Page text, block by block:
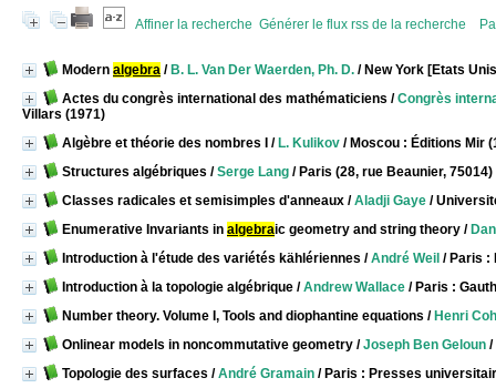
Affiner la recherche Générer le flux rss de la recherche
Modern algebra / B. L. Van Der Waerden, Ph. D. / New York [Etats
Actes du congrès international des mathématiciens /Congrès
Villars (1971)
Algèbre et théorie des nombres I
/ L. Kulikov / Moscou : Éditions Mir
Structures algébriques /Serge Lang / Paris (28, rue Beaunier,
Classes radicales et semisimples d'anneaux /Aladji Gaye /
Enumerative Invariants in algebraic geometry and string theory /
Introduction à l'étude des variétés kählériennes /André Weil / Paris :
Introduction à la topologie algébrique /Andrew Wallace / Paris :
Number theory. Volume I, Tools and diophantine equations / Henri
Onlinear models in noncommutative geometry /Joseph Ben Geloun /
Topologie des surfaces /André Gramain / Paris : Presses